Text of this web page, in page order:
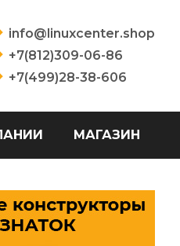
info@linuxcenter.shop
+7(812)309-06-86
+7(499)28-38-606
МАГАЗИН